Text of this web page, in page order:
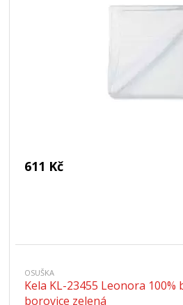
611 Kč
OSUŠKA
Kela KL-23455 Leonora 100%
borovice zelená